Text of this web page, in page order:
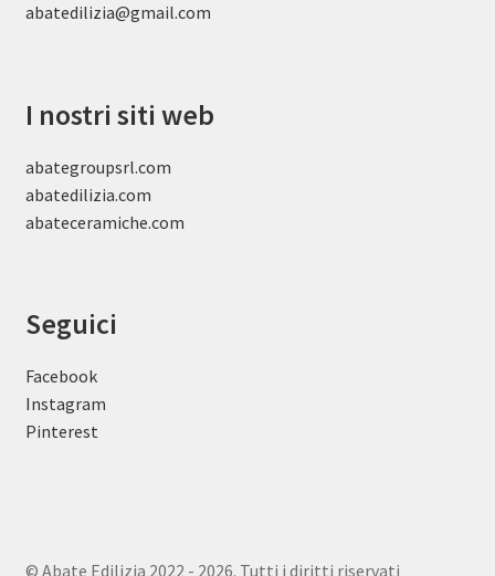
abatedilizia@gmail.com
I nostri siti web
abategroupsrl.com
abatedilizia.com
abateceramiche.com
Seguici
Facebook
Instagram
Pinterest
© Abate Edilizia 2022 - 2026. Tutti i diritti riservati